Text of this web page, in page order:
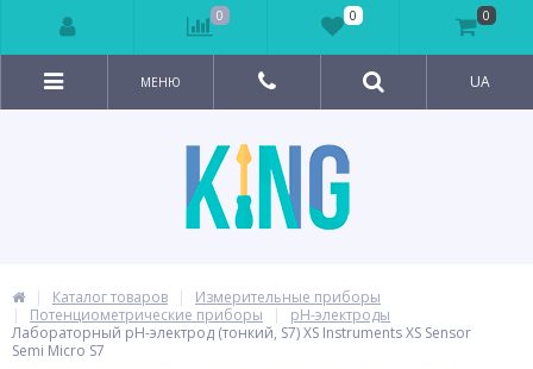
МЕНЮ UA
Каталог товаров
Измерительные приборы
Потенциометрические приборы
pH-электроды
Лабораторный pH-электрод (тонкий, S7) XS Instruments XS Sensor
Semi Micro S7
0 0 0